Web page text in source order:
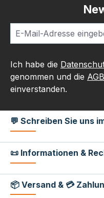
Ich habe die
genommen und die AGB
einverstanden.
💬 Schreiben Sie uns
📜 Informationen &
📦 Versand & 💳